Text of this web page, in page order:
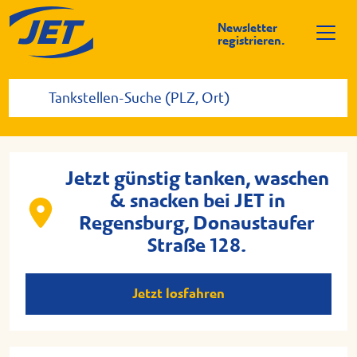
Newsletter
registrieren.
Jetzt günstig tanken, waschen
& snacken bei JET in
Regensburg, Donaustaufer
Straße 128.
Jetzt losfahren